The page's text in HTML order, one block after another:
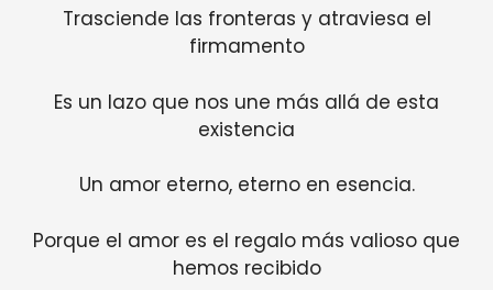
Trasciende las fronteras y atraviesa el
firmamento
Es un lazo que nos une más allá de esta
existencia
Un amor eterno, eterno en esencia.
Porque el amor es el regalo más valioso que
hemos recibido